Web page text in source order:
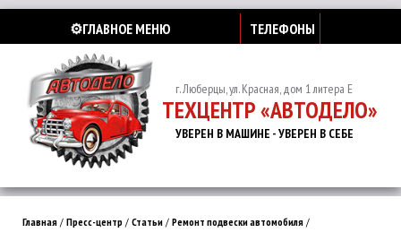
⚙️ГЛАВНОЕ МЕНЮ ТЕЛЕФОНЫ
г. Люберцы, ул. Красная, дом 1 литера Е
ТЕХЦЕНТР «АВТОДЕЛО»
УВЕРЕН В МАШИНЕ - УВЕРЕН В СЕБЕ
Главная / Пресс-центр / Статьи / Ремонт подвески автомобиля /